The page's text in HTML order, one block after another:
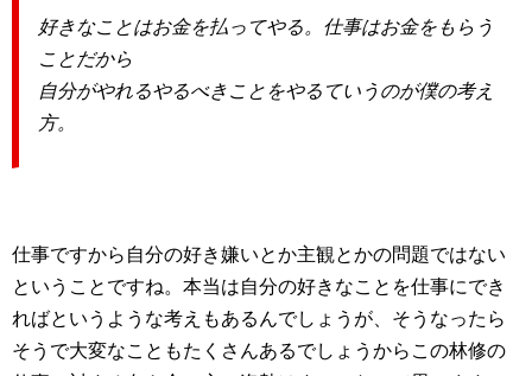
好きなことはお金を払ってやる。仕事はお金をもらう
ことだから
自分がやれるやるべきことをやるていうのが僕の考え
方。
仕事ですから自分の好き嫌いとか主観とかの問題ではない
ということですね。本当は自分の好きなことを仕事にでき
ればというような考えもあるんでしょうが、そうなったら
そうで大変なこともたくさんあるでしょうからこの林修の